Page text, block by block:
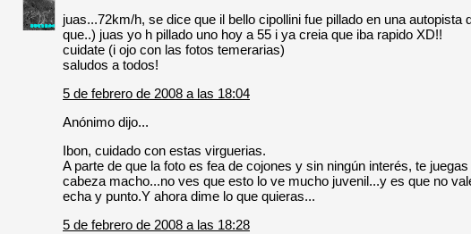
juas...72km/h, se dice que il bello cipollini fue pillado en una
que..) juas yo h pillado uno hoy a 55 i ya creia que iba rapido XD!!
cuidate (i ojo con las fotos temerarias)
saludos a todos!
5 de febrero de 2008 a las 18:04
Anónimo dijo...
Ibon, cuidado con estas virguerias.
A parte de que la foto es fea de cojones y sin ningún interés, te
cabeza macho...no ves que esto lo ve mucho juvenil...y es que no
echa y punto.Y ahora dime lo que quieras...
5 de febrero de 2008 a las 18:28